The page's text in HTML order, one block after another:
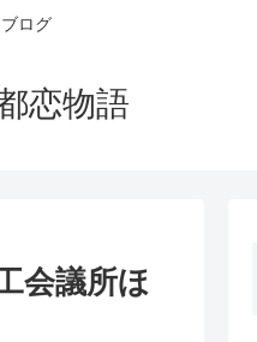
ログ
恋物語
会議所ほ